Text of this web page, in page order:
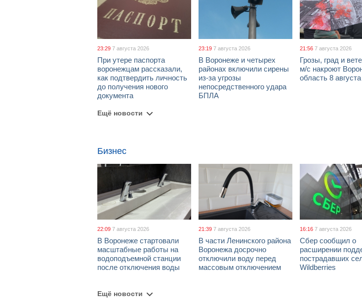
23:29 7 августа 2026
При утере паспорта
воронежцам рассказали,
как подтвердить личность
до получения нового
документа
23:19 7 августа 2026
В Воронеже и четырех
районах включили сирены
из-за угрозы
непосредственного удара
БПЛА
21:56 7 августа 2026
Грозы, град и
м/с накроют
область 8 августа
Ещё новости
Бизнес
22:09 7 августа 2026
В Воронеже стартовали
масштабные работы на
водоподъемной станции
после отключения воды
21:39 7 августа 2026
В части Ленинского района
Воронежа досрочно
отключили воду перед
массовым отключением
16:16 7 августа 2026
Сбер сообщил о
расширении
пострадавших
Wildberries
Ещё новости